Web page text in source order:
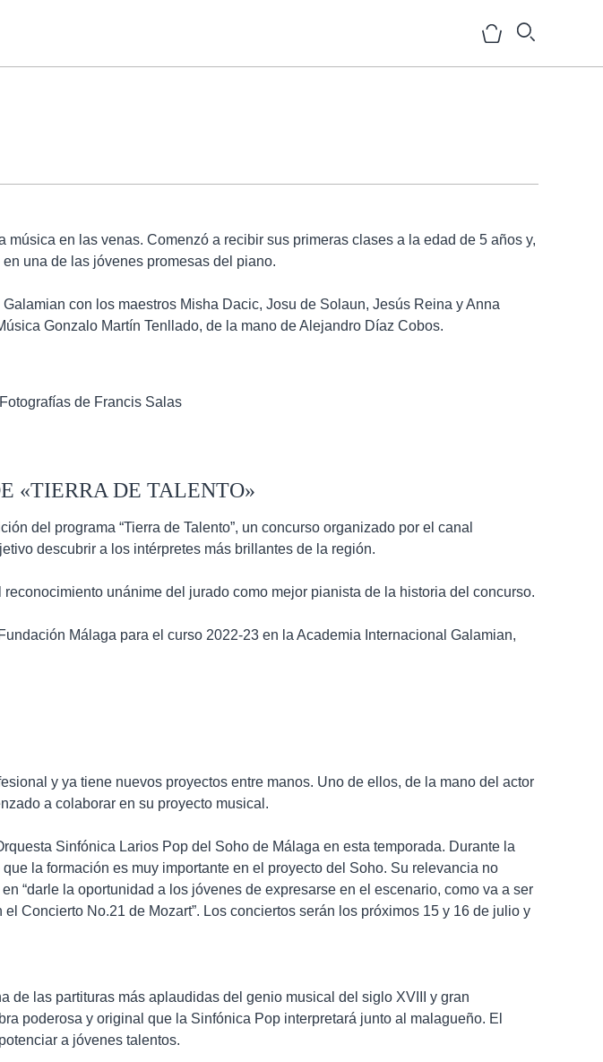
CONCIERTOS
ALMACENAJE
Y TASACIÓN
SILENT
HISTORIA
MEDIOS
SHOWROOMS
en las venas. Comenzó a recibir sus primeras clases a la edad de 5 años y,
una de las jóvenes promesas del piano.
con los maestros Misha Dacic, Josu de Solaun, Jesús Reina y Anna
Gonzalo Martín Tenllado, de la mano de Alejandro Díaz Cobos.
Fotografías de Francis Salas
«TIERRA DE TALENTO»
del programa “Tierra de Talento”, un concurso organizado por el canal
descubrir a los intérpretes más brillantes de la región.
unánime del jurado como mejor pianista de la historia del concurso.
Málaga para el curso 2022-23 en la Academia Internacional Galamian,
y ya tiene nuevos proyectos entre manos. Uno de ellos, de la mano del actor
a colaborar en su proyecto musical.
Sinfónica Larios Pop del Soho de Málaga en esta temporada. Durante la
la formación es muy importante en el proyecto del Soho. Su relevancia no
“darle la oportunidad a los jóvenes de expresarse en el escenario, como va a ser
Concierto No.21 de Mozart”. Los conciertos serán los próximos 15 y 16 de julio y
de las partituras más aplaudidas del genio musical del siglo XVIII y gran
poderosa y original que la Sinfónica Pop interpretará junto al malagueño. El
a jóvenes talentos.